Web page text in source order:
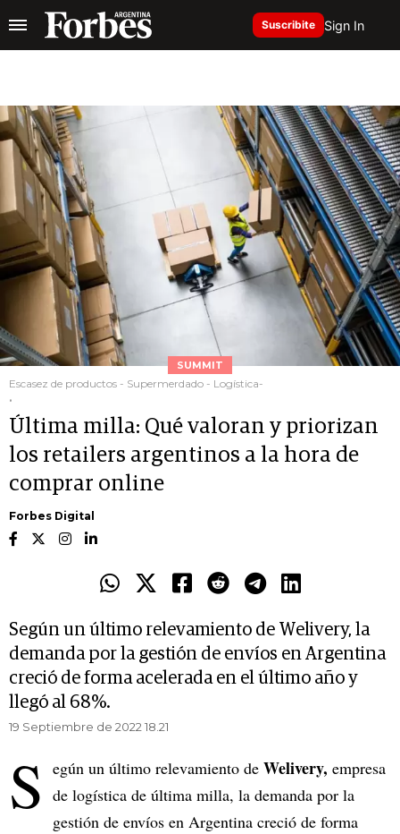
Suscribite Sign In
SUMMIT
Escasez de productos - Supermerdado - Logística-
.
Última milla: Qué valoran y priorizan
los retailers argentinos a la hora de
comprar online
Forbes Digital
Según un último relevamiento de Welivery, la
demanda por la gestión de envíos en Argentina
creció de forma acelerada en el último año y
llegó al 68%.
19 Septiembre de 2022 18.21
S egún un último relevamiento de Welivery, empresa
de logística de última milla, la demanda por la
gestión de envíos en Argentina creció de forma